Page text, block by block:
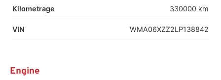
Kilometrage 330000 km
VIN WMA06XZZ2LP138842
Engine